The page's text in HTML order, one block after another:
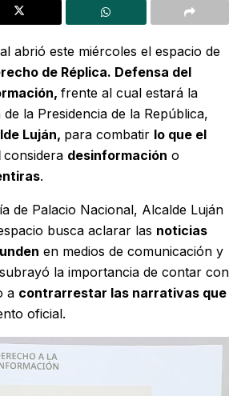
abrió este miércoles el espacio de
de Réplica. Defensa del
frente al cual estará la
la Presidencia de la República,
Luján, para combatir lo que el
considera desinformación o
.
de Palacio Nacional, Alcalde Luján
busca aclarar las noticias
en medios de comunicación y
subrayó la importancia de contar con
a contrarrestar las narrativas que
oficial.